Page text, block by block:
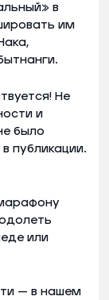
в
им
Не
и
было
публикации.
или
— в нашем